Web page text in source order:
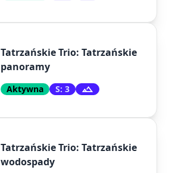
Tatrzańskie Trio: Tatrzańskie
panoramy
Aktywna S: 3
Tatrzańskie Trio: Tatrzańskie
wodospady